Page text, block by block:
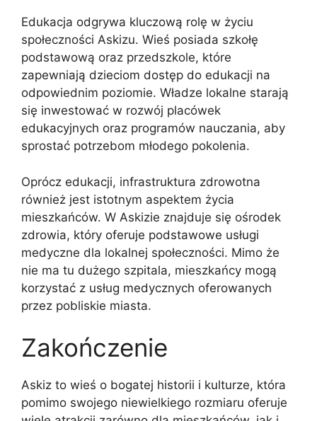
Edukacja odgrywa kluczową rolę w życiu
społeczności Askizu. Wieś posiada szkołę
podstawową oraz przedszkole, które
zapewniają dzieciom dostęp do edukacji na
odpowiednim poziomie. Władze lokalne starają
się inwestować w rozwój placówek
edukacyjnych oraz programów nauczania, aby
sprostać potrzebom młodego pokolenia.
Oprócz edukacji, infrastruktura zdrowotna
również jest istotnym aspektem życia
mieszkańców. W Askizie znajduje się ośrodek
zdrowia, który oferuje podstawowe usługi
medyczne dla lokalnej społeczności. Mimo że
nie ma tu dużego szpitala, mieszkańcy mogą
korzystać z usług medycznych oferowanych
przez pobliskie miasta.
Zakończenie
Askiz to wieś o bogatej historii i kulturze, która
pomimo swojego niewielkiego rozmiaru oferuje